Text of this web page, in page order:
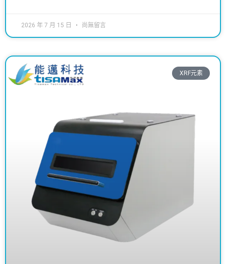
2026 年 7 月 15 日 尚無留言
XRF元素